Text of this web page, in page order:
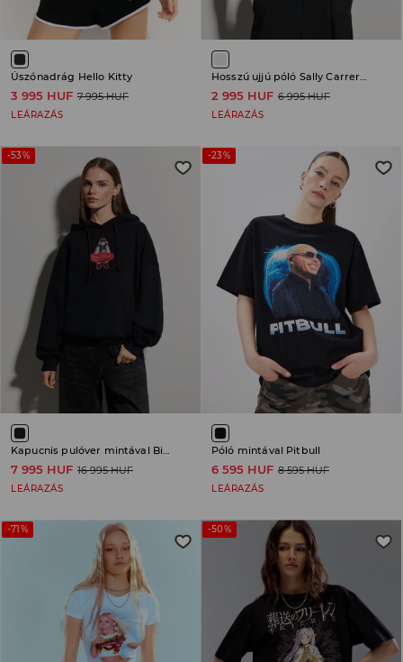
Úszónadrág Hello Kitty
3 995 HUF 7 995 HUF
LEÁRAZÁS
Hosszú ujjú póló Sally Carrera Cars
2 995 HUF 6 995 HUF
LEÁRAZÁS
-53%
Kapucnis pulóver mintával Billie Eilish
7 995 HUF 16 995 HUF
LEÁRAZÁS
-23%
Póló mintával Pitbull
6 595 HUF 8 595 HUF
LEÁRAZÁS
-71% -50%